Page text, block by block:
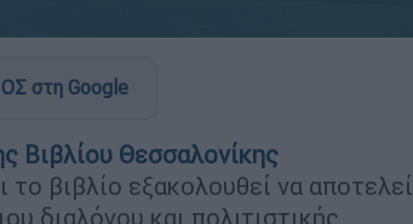
στη Google
Βιβλίου Θεσσαλονίκης
βιβλίο εξακολουθεί να αποτελεί
διαλόγου και πολιτιστικής